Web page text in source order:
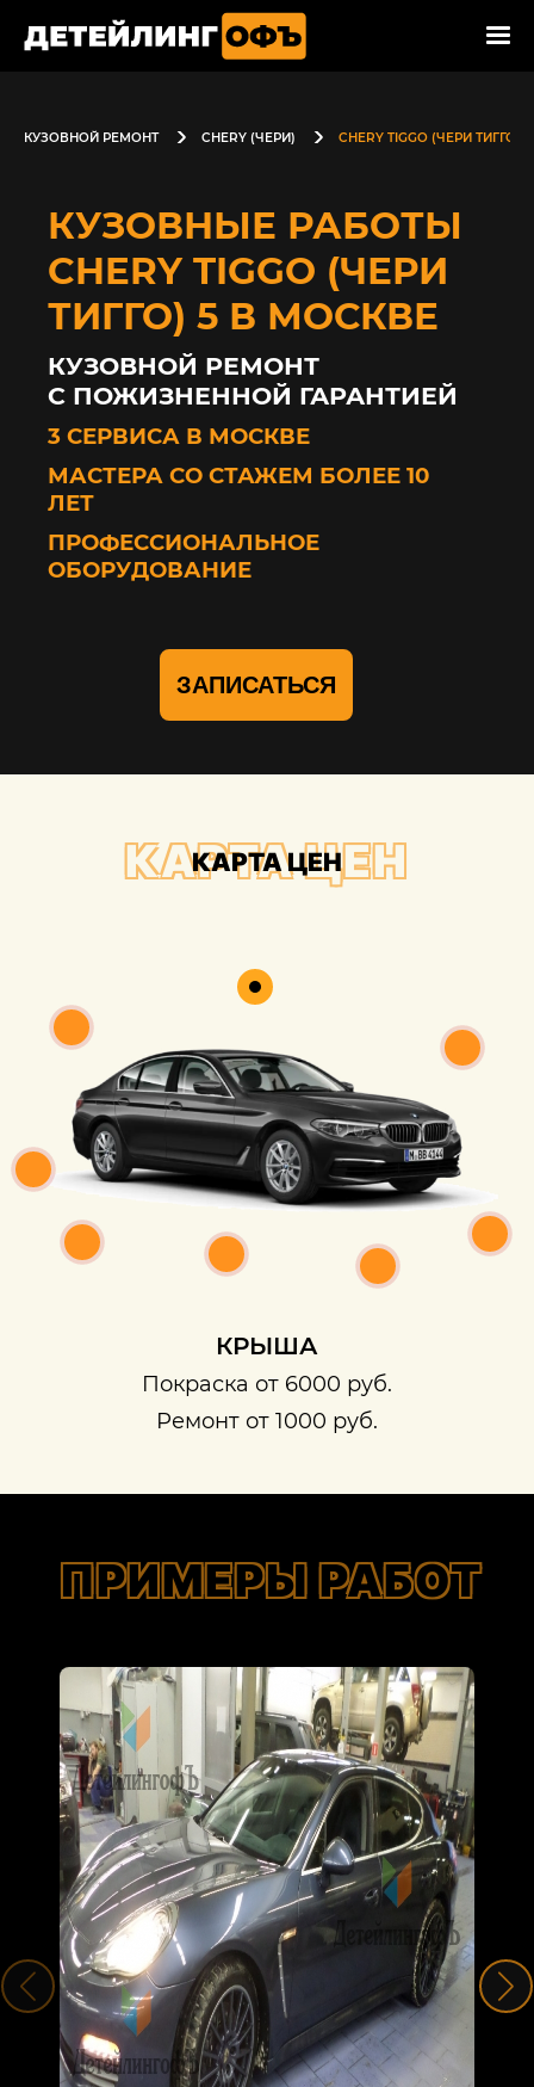
КУЗОВНОЙ РЕМОНТ CHERY (ЧЕРИ) CHERY TIGGO (ЧЕРИ ТИГГО) 5
КУЗОВНЫЕ РАБОТЫ
CHERY TIGGO (ЧЕРИ
ТИГГО) 5 В МОСКВЕ
КУЗОВНОЙ РЕМОНТ
С ПОЖИЗНЕННОЙ ГАРАНТИЕЙ
3 СЕРВИСА В МОСКВЕ
МАСТЕРА СО СТАЖЕМ БОЛЕЕ 10
ЛЕТ
ПРОФЕССИОНАЛЬНОЕ
ОБОРУДОВАНИЕ
ЗАПИСАТЬСЯ
КАРТА ЦЕН
КАРТА ЦЕН
КРЫША
Покраска от 6000 руб.
Ремонт от 1000 руб.
ПРИМЕРЫ РАБОТ